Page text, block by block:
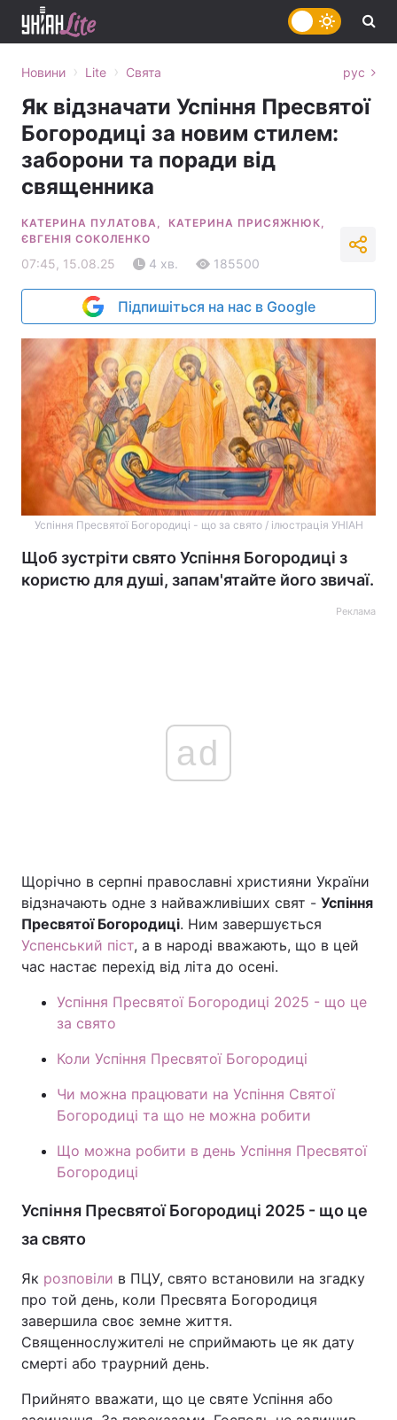
Україна Політика
Економіка Світ
Техно і зв'язок
Зброя Інциденти
Здоров'я Туризм
Цікавинки Погода
Екологія
Лонгріди
Відео з Youtube Статті
Інтерв'ю
Архів Вакансії
Контакти
Новини › Lite › Свята рус
Як відзначати Успіння Пресвятої
Богородиці за новим стилем:
заборони та поради від
священника
КАТЕРИНА ПУЛАТОВА,
КАТЕРИНА ПРИСЯЖНЮК,
ЄВГЕНІЯ СОКОЛЕНКО
07:45, 15.08.25 4 хв. 185500
Підпишіться на нас в Google
Успіння Пресвятої Богородиці - що за свято / ілюстрація УНІАН
Щоб зустріти свято Успіння Богородиці з
користю для душі, запам'ятайте його звичаї.
Реклама
ad
Щорічно в серпні православні християни України
відзначають одне з найважливіших свят - Успіння
Пресвятої Богородиці. Ним завершується
Успенський піст, а в народі вважають, що в цей
час настає перехід від літа до осені.
Успіння Пресвятої Богородиці 2025 - що це
за свято
Коли Успіння Пресвятої Богородиці
Чи можна працювати на Успіння Святої
Богородиці та що не можна робити
Що можна робити в день Успіння Пресвятої
Богородиці
Успіння Пресвятої Богородиці 2025 - що це
за свято
Як розповіли в ПЦУ, свято встановили на згадку
про той день, коли Пресвята Богородиця
завершила своє земне життя.
Священнослужителі не сприймають це як дату
смерті або траурний день.
Прийнято вважати, що це святе Успіння або